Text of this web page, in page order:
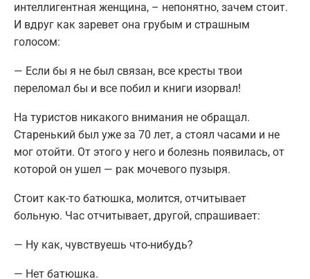
интеллигентная женщина, – непонятно, зачем стоит.
И вдруг как заревет она грубым и страшным
голосом:
— Если бы я не был связан, все кресты твои
переломал бы и все побил и книги изорвал!
На туристов никакого внимания не обращал.
Старенький был уже за 70 лет, а стоял часами и не
мог отойти. От этого у него и болезнь появилась, от
которой он ушел — рак мочевого пузыря.
Стоит как-то батюшка, молится, отчитывает
больную. Час отчитывает, другой, спрашивает:
— Ну как, чувствуешь что-нибудь?
— Нет батюшка.